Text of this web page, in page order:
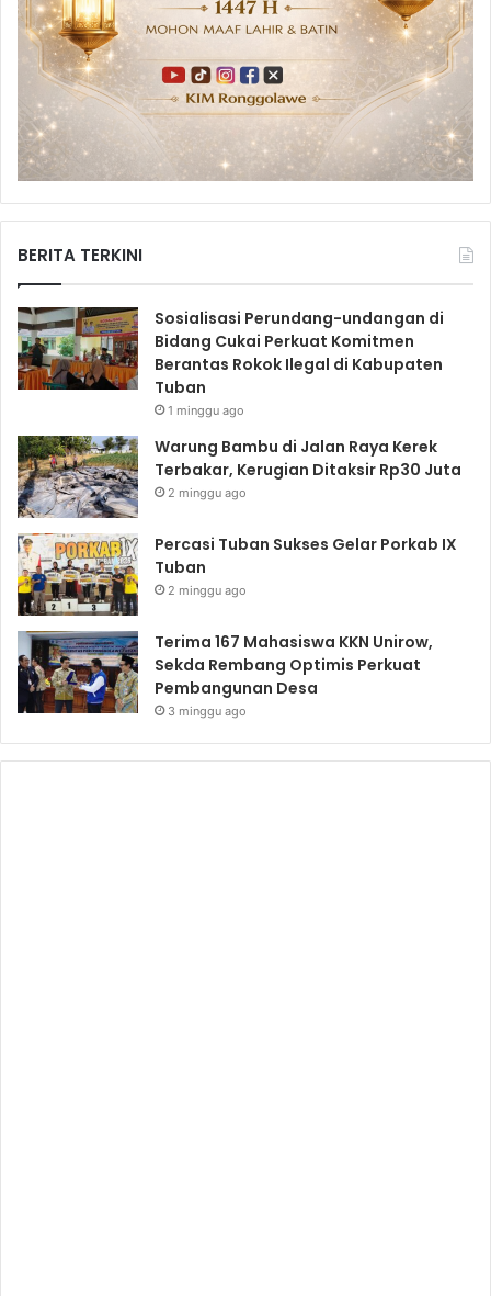
BERITA TERKINI
Sosialisasi Perundang-undangan di
Bidang Cukai Perkuat Komitmen
Berantas Rokok Ilegal di Kabupaten
Tuban
1 minggu ago
Warung Bambu di Jalan Raya Kerek
Terbakar, Kerugian Ditaksir Rp30 Juta
2 minggu ago
Percasi Tuban Sukses Gelar Porkab IX
Tuban
2 minggu ago
Terima 167 Mahasiswa KKN Unirow,
Sekda Rembang Optimis Perkuat
Pembangunan Desa
3 minggu ago